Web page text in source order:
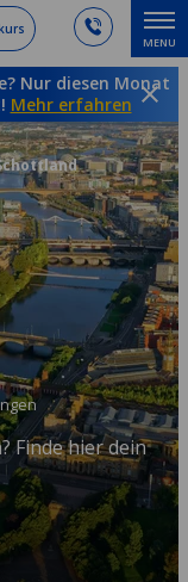
MENU
Nur diesen Monat
Mehr erfahren
Finde hier dein